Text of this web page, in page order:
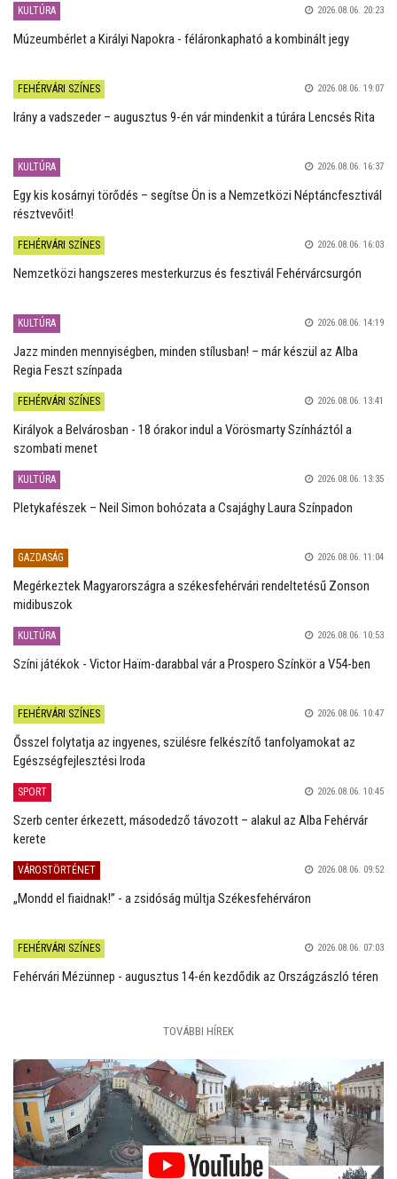
KULTÚRA 2026.08.06. 20:23
Múzeumbérlet a Királyi Napokra - féláronkapható a kombinált jegy
FEHÉRVÁRI SZÍNES 2026.08.06. 19:07
Irány a vadszeder – augusztus 9-én vár mindenkit a túrára Lencsés Rita
KULTÚRA 2026.08.06. 16:37
Egy kis kosárnyi törődés – segítse Ön is a Nemzetközi Néptáncfesztivál
résztvevőit!
FEHÉRVÁRI SZÍNES 2026.08.06. 16:03
Nemzetközi hangszeres mesterkurzus és fesztivál Fehérvárcsurgón
KULTÚRA 2026.08.06. 14:19
Jazz minden mennyiségben, minden stílusban! – már készül az Alba
Regia Feszt színpada
FEHÉRVÁRI SZÍNES 2026.08.06. 13:41
Királyok a Belvárosban - 18 órakor indul a Vörösmarty Színháztól a
szombati menet
KULTÚRA 2026.08.06. 13:35
Pletykafészek – Neil Simon bohózata a Csajághy Laura Színpadon
GAZDASÁG 2026.08.06. 11:04
Megérkeztek Magyarországra a székesfehérvári rendeltetésű Zonson
midibuszok
KULTÚRA 2026.08.06. 10:53
Színi játékok - Victor Haïm-darabbal vár a Prospero Színkör a V54-ben
FEHÉRVÁRI SZÍNES 2026.08.06. 10:47
Ősszel folytatja az ingyenes, szülésre felkészítő tanfolyamokat az
Egészségfejlesztési Iroda
SPORT 2026.08.06. 10:45
Szerb center érkezett, másodedző távozott – alakul az Alba Fehérvár
kerete
VÁROSTÖRTÉNET 2026.08.06. 09:52
„Mondd el fiaidnak!” - a zsidóság múltja Székesfehérváron
FEHÉRVÁRI SZÍNES 2026.08.06. 07:03
Fehérvári Mézünnep - augusztus 14-én kezdődik az Országzászló téren
TOVÁBBI HÍREK